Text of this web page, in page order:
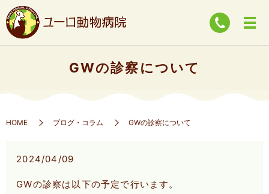
GWの診察について
HOME ブログ・コラム GWの診察について
2024/04/09
GWの診察は以下の予定で行います。